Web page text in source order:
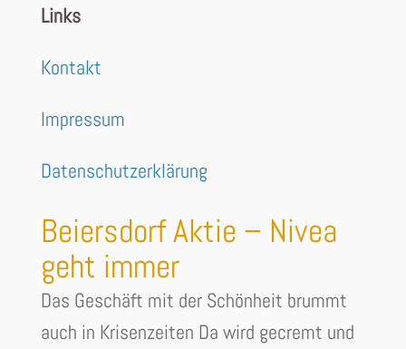
Links
Kontakt
Impressum
Datenschutzerklärung
Beiersdorf Aktie – Nivea
geht immer
Das Geschäft mit der Schönheit brummt
auch in Krisenzeiten Da wird gecremt und